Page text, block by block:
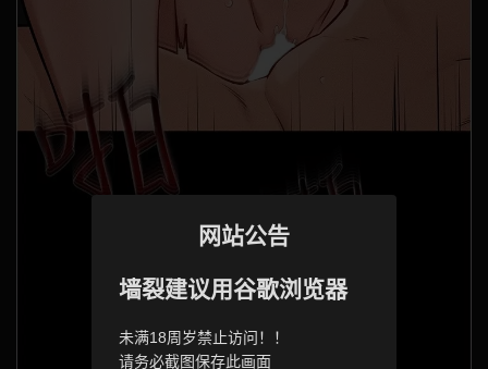
网站公告
墙裂建议用谷歌浏览器
未满18周岁禁止访问！！
请务必截图保存此画面